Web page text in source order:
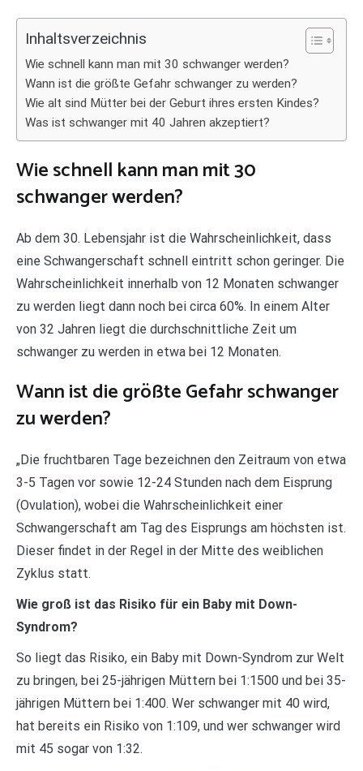
Inhaltsverzeichnis
Wie schnell kann man mit 30 schwanger werden?
Wann ist die größte Gefahr schwanger zu werden?
Wie alt sind Mütter bei der Geburt ihres ersten Kindes?
Was ist schwanger mit 40 Jahren akzeptiert?
Wie schnell kann man mit 30
schwanger werden?
Ab dem 30. Lebensjahr ist die Wahrscheinlichkeit, dass
eine Schwangerschaft schnell eintritt schon geringer. Die
Wahrscheinlichkeit innerhalb von 12 Monaten schwanger
zu werden liegt dann noch bei circa 60%. In einem Alter
von 32 Jahren liegt die durchschnittliche Zeit um
schwanger zu werden in etwa bei 12 Monaten.
Wann ist die größte Gefahr schwanger
zu werden?
„Die fruchtbaren Tage bezeichnen den Zeitraum von etwa
3-5 Tagen vor sowie 12-24 Stunden nach dem Eisprung
(Ovulation), wobei die Wahrscheinlichkeit einer
Schwangerschaft am Tag des Eisprungs am höchsten ist.
Dieser findet in der Regel in der Mitte des weiblichen
Zyklus statt.
Wie groß ist das Risiko für ein Baby mit Down-
Syndrom?
So liegt das Risiko, ein Baby mit Down-Syndrom zur Welt
zu bringen, bei 25-jährigen Müttern bei 1:1500 und bei 35-
jährigen Müttern bei 1:400. Wer schwanger mit 40 wird,
hat bereits ein Risiko von 1:109, und wer schwanger wird
mit 45 sogar von 1:32.